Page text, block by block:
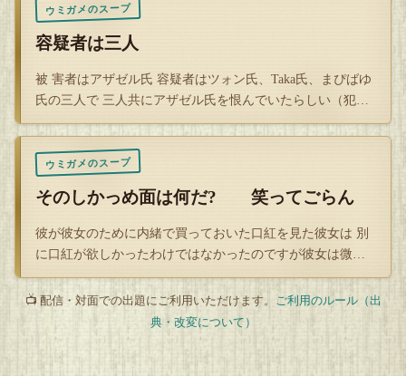
なので魔子さんを総動員してしらみつぶしに捜せば見つかる
のです。
ちなみに喫煙者は太郎さんと野原さんとカメオ社長なのです
よ
ウミガメのスープ
容疑者は三人
被 害者はアザゼル氏 容疑者はツォン氏、Taka氏、まぴばゆ
氏の三人で 三人共にアザゼル氏を恨んでいたらしい（犯人
時刻は…
ウミガメのスープ
そのしかっめ面は何だ? 笑ってごらん
彼が彼女のために内緒で買っておいた口紅を見た彼女は 別
に口紅が欲しかったわけではなかったのですが彼女は微笑
みました。 一…
📺 配信・対面での出題にご利用いただけます。 ご利用のルール（出
典・改変について）